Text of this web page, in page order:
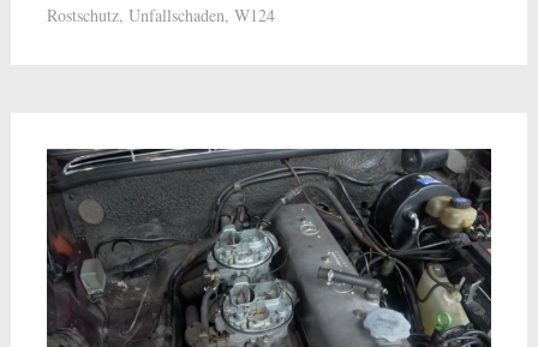
Rostschutz, Unfallschaden, W124